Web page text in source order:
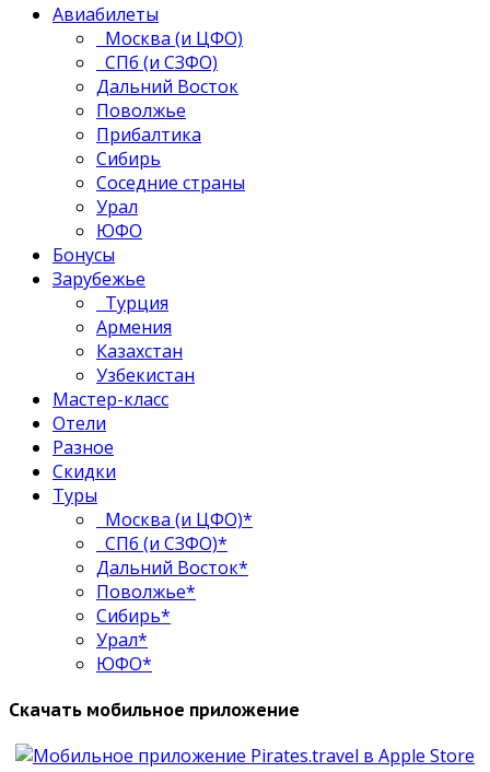
Авиабилеты
Москва (и ЦФО)
СПб (и СЗФО)
Дальний Восток
Поволжье
Прибалтика
Сибирь
Соседние страны
Урал
ЮФО
Бонусы
Зарубежье
Турция
Армения
Казахстан
Узбекистан
Мастер-класс
Отели
Разное
Скидки
Туры
Москва (и ЦФО)*
СПб (и СЗФО)*
Дальний Восток*
Поволжье*
Сибирь*
Урал*
ЮФО*
Скачать мобильное приложение